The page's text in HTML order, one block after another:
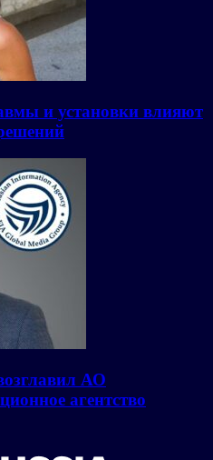
и установки влияют
АО
агентство